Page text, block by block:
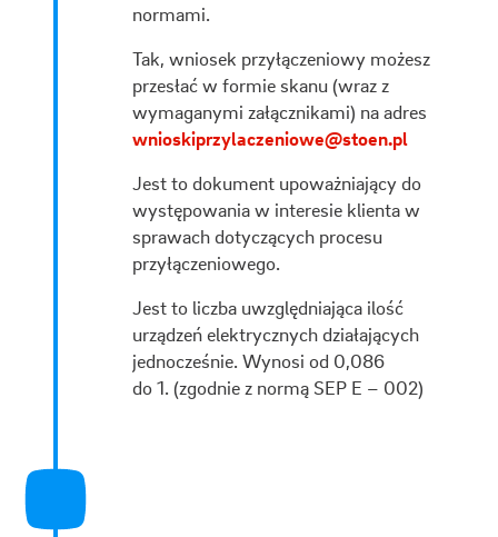
normami.
Tak, wniosek przyłączeniowy możesz
przesłać w formie skanu (wraz z
wymaganymi załącznikami) na adres
wnioskiprzylaczeniowe@stoen.pl
Jest to dokument upoważniający do
występowania w interesie klienta w
sprawach dotyczących procesu
przyłączeniowego.
Jest to liczba uwzględniająca ilość
urządzeń elektrycznych działających
jednocześnie. Wynosi od 0,086
do 1. (zgodnie z normą SEP E – 002)